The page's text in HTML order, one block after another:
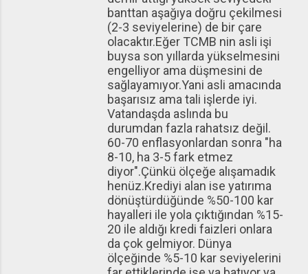
banttan aşağıya doğru çekilmesi
(2-3 seviyelerine) de bir çare
olacaktır.Eğer TCMB nin asli işi
buysa son yıllarda yükselmesini
engelliyor ama düşmesini de
sağlayamıyor.Yani asli amacında
başarısız ama tali işlerde iyi.
Vatandaşda aslında bu
durumdan fazla rahatsız değil.
60-70 enflasyonlardan sonra "ha
8-10, ha 3-5 fark etmez
diyor".Çünkü ölçeğe alışamadık
henüz.Krediyi alan ise yatırıma
dönüştürdüğünde %50-100 kar
hayalleri ile yola çıktığından %15-
20 ile aldığı kredi faizleri onlara
da çok gelmiyor. Dünya
ölçeğinde %5-10 kar seviyelerini